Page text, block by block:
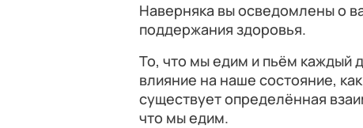
Наверняка вы осведомлены о
поддержания здоровья.
То, что мы едим и пьём каждый
влияние на наше состояние,
существует определённая
что мы едим.